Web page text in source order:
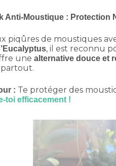
Anti-Moustique : Protection
piqûres de moustiques
, il est reconnu
une alternative douce et
: Te protéger des
toi efficacement !